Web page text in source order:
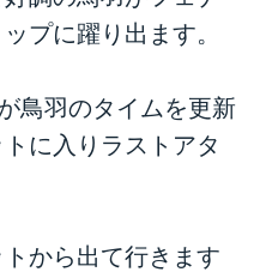
プに躍り出ます。
鳥羽のタイムを更新
に入りラストアタ
から出て行きます